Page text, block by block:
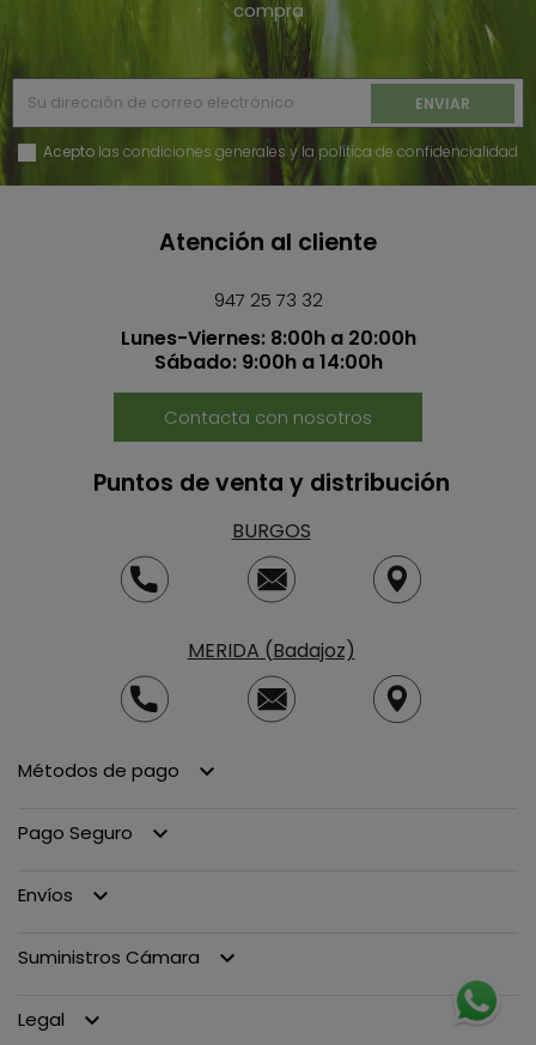
compra
Acepto las condiciones generales y la política de confidencialidad
Atención al cliente
947 25 73 32
Lunes-Viernes: 8:00h a 20:00h
Sábado: 9:00h a 14:00h
Contacta con nosotros
Puntos de venta y distribución
BURGOS
MERIDA (Badajoz)
Métodos de pago keyboard_arrow_down
Pago Seguro keyboard_arrow_down
Envíos keyboard_arrow_down
Suministros Cámara keyboard_arrow_down
Legal keyboard_arrow_down